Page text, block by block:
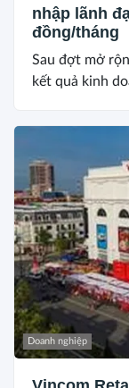
nhập lãnh
đồng/tháng
Sau đợt mở
kết quả kinh
Doanh nghiệp